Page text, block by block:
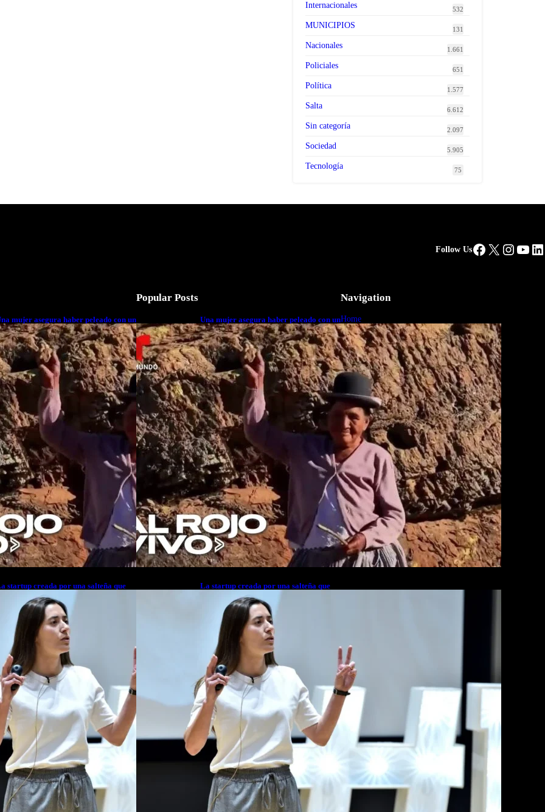
Internacionales 532
MUNICIPIOS 131
Nacionales 1.661
Policiales 651
Política 1.577
Salta 6.612
Sin categoría 2.097
Sociedad 5.905
Tecnología 75
Follow UsFacebook
X
mujer asegura haber peleado con un
cuerpo a cuerpo
startup creada por una salteña que
resolver el estrés financiero en
Popular Posts
Una mujer asegura haber peleado con un
extraterrestre cuerpo a cuerpo
La startup creada por una salteña que
busca resolver el estrés financiero en
Latinoamérica
Navigation
Home
Business
Lifestyle
Magazine
Photography
Travel
Technology